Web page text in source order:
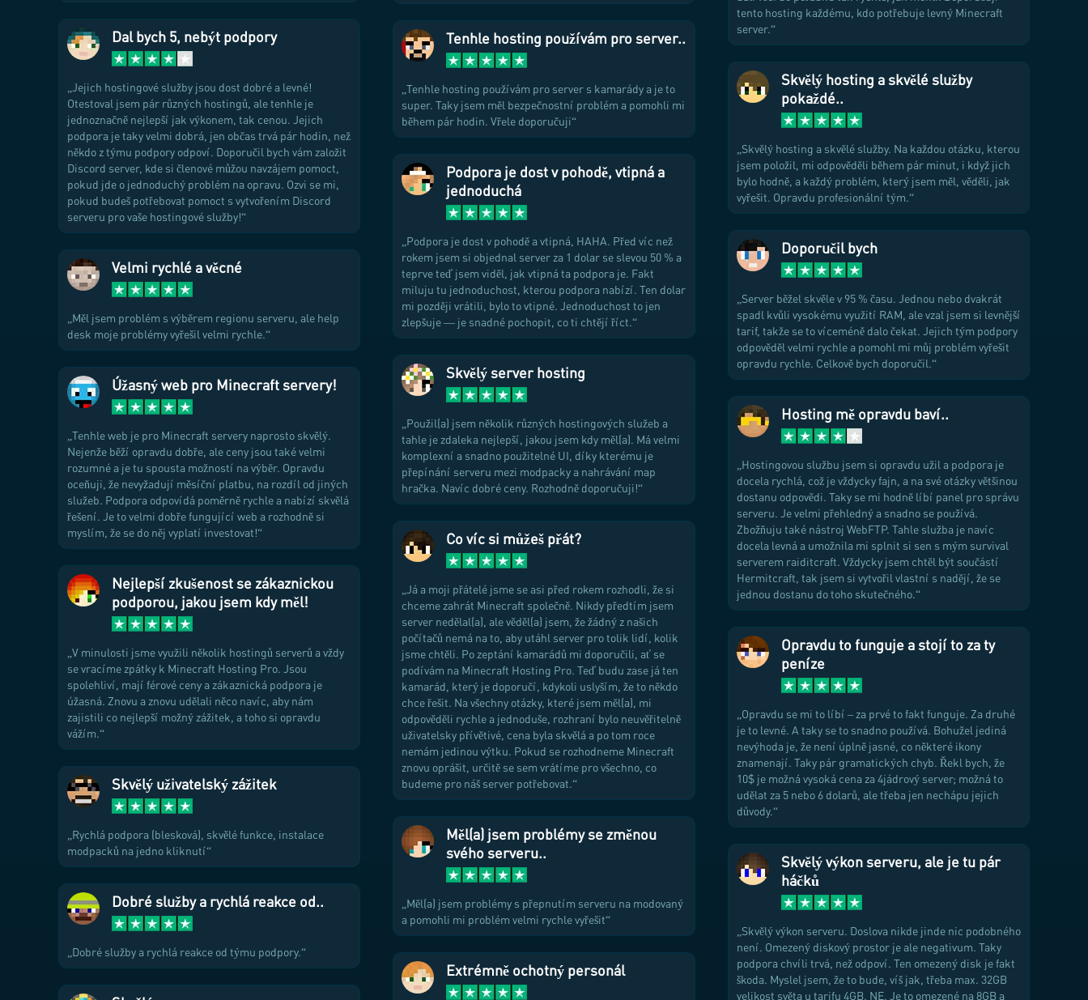
Dal bych 5, nebýt podpory
Jejich hostingové služby jsou dost dobré a levné!
Otestoval jsem pár různých hostingů, ale tenhle je
jednoznačně nejlepší jak výkonem, tak cenou. Jejich
podpora je taky velmi dobrá, jen občas trvá pár hodin, než
někdo z týmu podpory odpoví. Doporučil bych vám založit
Discord server, kde si členové můžou navzájem pomoct,
pokud jde o jednoduchý problém na opravu. Ozvi se mi,
pokud budeš potřebovat pomoct s vytvořením Discord
serveru pro vaše hostingové služby!
Velmi rychlé a věcné
Měl jsem problém s výběrem regionu serveru, ale help
desk moje problémy vyřešil velmi rychle.
Úžasný web pro Minecraft servery!
Tenhle web je pro Minecraft servery naprosto skvělý.
Nejenže běží opravdu dobře, ale ceny jsou také velmi
rozumné a je tu spousta možností na výběr. Opravdu
oceňuji, že nevyžadují měsíční platbu, na rozdíl od jiných
služeb. Podpora odpovídá poměrně rychle a nabízí skvělá
řešení. Je to velmi dobře fungující web a rozhodně si
myslím, že se do něj vyplatí investovat!
Nejlepší zkušenost se zákaznickou
podporou, jakou jsem kdy měl!
V minulosti jsme využili několik hostingů serverů a vždy
se vracíme zpátky k Minecraft Hosting Pro. Jsou
spolehliví, mají férové ceny a zákaznická podpora je
úžasná. Znovu a znovu udělali něco navíc, aby nám
zajistili co nejlepší možný zážitek, a toho si opravdu
vážím.
Skvělý uživatelský zážitek
Rychlá podpora (blesková), skvělé funkce, instalace
modpacků na jedno kliknutí
Dobré služby a rychlá reakce od..
Dobré služby a rychlá reakce od týmu podpory.
Tenhle hosting používám pro server..
Tenhle hosting používám pro server s kamarády a je to
super. Taky jsem měl bezpečnostní problém a pomohli mi
během pár hodin. Vřele doporučuji
Podpora je dost v pohodě, vtipná a
jednoduchá
Podpora je dost v pohodě a vtipná, HAHA. Před víc než
rokem jsem si objednal server za 1 dolar se slevou 50 % a
teprve teď jsem viděl, jak vtipná ta podpora je. Fakt
miluju tu jednoduchost, kterou podpora nabízí. Ten dolar
mi později vrátili, bylo to vtipné. Jednoduchost to jen
zlepšuje — je snadné pochopit, co ti chtějí říct.
Skvělý server hosting
Použil(a) jsem několik různých hostingových služeb a
tahle je zdaleka nejlepší, jakou jsem kdy měl(a). Má velmi
komplexní a snadno použitelné UI, díky kterému je
přepínání serveru mezi modpacky a nahrávání map
hračka. Navíc dobré ceny. Rozhodně doporučuji!
Co víc si můžeš přát?
Já a moji přátelé jsme se asi před rokem rozhodli, že si
chceme zahrát Minecraft společně. Nikdy předtím jsem
server nedělal(a), ale věděl(a) jsem, že žádný z našich
počítačů nemá na to, aby utáhl server pro tolik lidí, kolik
jsme chtěli. Po zeptání kamarádů mi doporučili, ať se
podívám na Minecraft Hosting Pro. Teď budu zase já ten
kamarád, který je doporučí, kdykoli uslyším, že to někdo
chce řešit. Na všechny otázky, které jsem měl(a), mi
odpověděli rychle a jednoduše, rozhraní bylo neuvěřitelně
uživatelsky přívětivé, cena byla skvělá a po tom roce
nemám jedinou výtku. Pokud se rozhodneme Minecraft
znovu oprášit, určitě se sem vrátíme pro všechno, co
budeme pro náš server potřebovat.
Měl(a) jsem problémy se změnou
svého serveru..
Měl(a) jsem problémy s přepnutím serveru na modovaný
a pomohli mi problém velmi rychle vyřešit
Extrémně ochotný personál
tento hosting každému, kdo potřebuje levný Minecraft
server.
Skvělý hosting a skvělé služby
pokaždé..
Skvělý hosting a skvělé služby. Na každou otázku, kterou
jsem položil, mi odpověděli během pár minut, i když jich
bylo hodně, a každý problém, který jsem měl, věděli, jak
vyřešit. Opravdu profesionální tým.
Doporučil bych
Server běžel skvěle v 95 % času. Jednou nebo dvakrát
spadl kvůli vysokému využití RAM, ale vzal jsem si levnější
tarif, takže se to víceméně dalo čekat. Jejich tým podpory
odpověděl velmi rychle a pomohl mi můj problém vyřešit
opravdu rychle. Celkově bych doporučil.
Hosting mě opravdu baví..
Hostingovou službu jsem si opravdu užil a podpora je
docela rychlá, což je vždycky fajn, a na své otázky většinou
dostanu odpovědi. Taky se mi hodně líbí panel pro správu
serveru. Je velmi přehledný a snadno se používá.
Zbožňuju také nástroj WebFTP. Tahle služba je navíc
docela levná a umožnila mi splnit si sen s mým survival
serverem raiditcraft. Vždycky jsem chtěl být součástí
Hermitcraft, tak jsem si vytvořil vlastní s nadějí, že se
jednou dostanu do toho skutečného.
Opravdu to funguje a stojí to za ty
peníze
Opravdu se mi to líbí – za prvé to fakt funguje. Za druhé
je to levné. A taky se to snadno používá. Bohužel jediná
nevýhoda je, že není úplně jasné, co některé ikony
znamenají. Taky pár gramatických chyb. Řekl bych, že
10$ je možná vysoká cena za 4jádrový server; možná to
udělat za 5 nebo 6 dolarů, ale třeba jen nechápu jejich
důvody.
Skvělý výkon serveru, ale je tu pár
háčků
Skvělý výkon serveru. Doslova nikde jinde nic podobného
není. Omezený diskový prostor je ale negativum. Taky
podpora chvíli trvá, než odpoví. Ten omezený disk je fakt
škoda. Myslel jsem, že to bude, víš jak, třeba max. 32GB
velikost světa u tarifu 4GB. NE. Je to omezené na 8GB a